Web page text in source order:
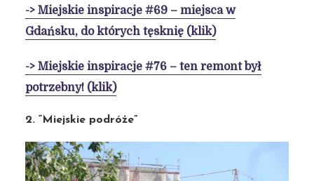
-> Miejskie inspiracje #69 – miejsca w
Gdańsku, do których tęsknię (klik)
-> Miejskie inspiracje #76 – ten remont był
potrzebny! (klik)
2. “Miejskie podróże”